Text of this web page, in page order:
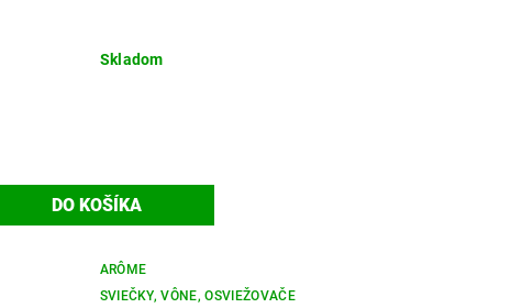
Skladom
ARÔME
SVIEČKY, VÔNE, OSVIEŽOVAČE